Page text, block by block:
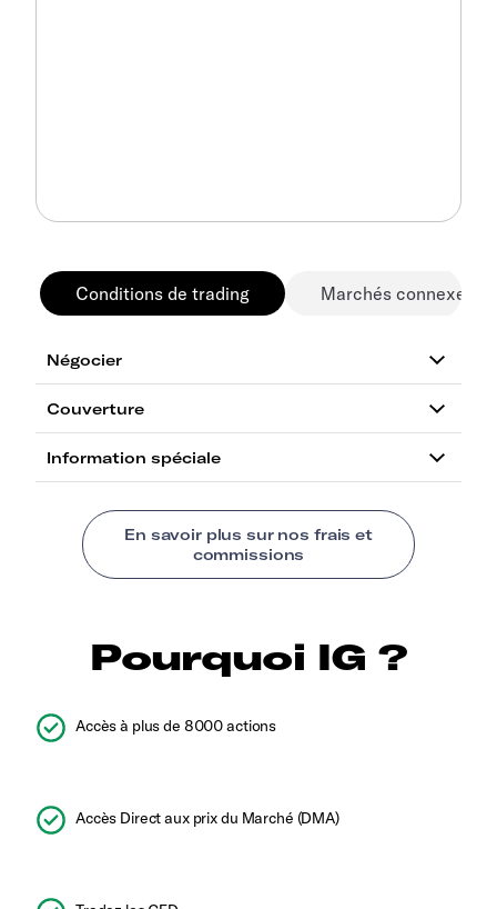
Conditions de trading Marchés connexes
Pourquoi IG ?
Accès à plus de 8000 actions
Accès Direct aux prix du Marché (DMA)